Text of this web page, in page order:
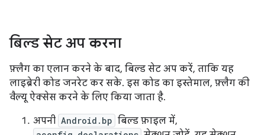
बिल्ड सेट अप करना
फ़्लैग का एलान करने के बाद, बिल्ड सेट अप करें, ताकि यह
लाइब्रेरी कोड जनरेट कर सके. इस कोड का इस्तेमाल, फ़्लैग की
वैल्यू ऐक्सेस करने के लिए किया जाता है.
अपनी Android.bp बिल्ड फ़ाइल में,